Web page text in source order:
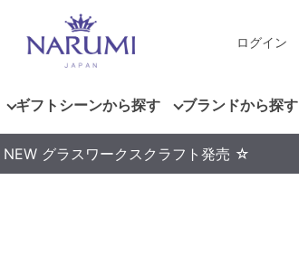
ログイン
ギフトシーンから探す ブランドから探す
グラスワークスクラフト発売 ☆